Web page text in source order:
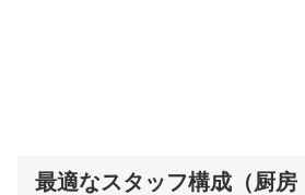
最適なスタッフ構成（厨房